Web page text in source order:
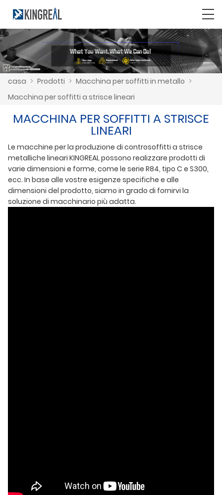
casa > Prodotti > Macchina per soffitti in metallo >
Macchina per soffitti a strisce lineari
MACCHINA PER SOFFITTI A STRISCE
LINEARI
Le macchine per la produzione di controsoffitti a strisce
metalliche lineari KINGREAL possono realizzare prodotti di
varie dimensioni e forme, come le serie R84, tipo C e S300,
ecc. In base alle vostre esigenze specifiche e alle
dimensioni del prodotto, siamo in grado di fornirvi la
soluzione di macchinario più adatta.